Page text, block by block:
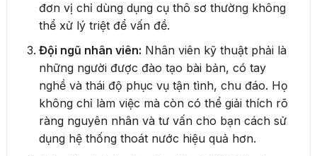
đơn vị chỉ dùng dụng cụ thô sơ thường không
thể xử lý triệt để vấn đề.
Đội ngũ nhân viên: Nhân viên kỹ thuật phải là
những người được đào tạo bài bản, có tay
nghề và thái độ phục vụ tận tình, chu đáo. Họ
không chỉ làm việc mà còn có thể giải thích rõ
ràng nguyên nhân và tư vấn cho bạn cách sử
dụng hệ thống thoát nước hiệu quả hơn.